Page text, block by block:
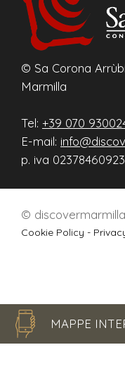
© Sa Corona
Marmilla
Tel: +39 070
E-mail:
p. iva
MAPPE
©
Cookie Policy -